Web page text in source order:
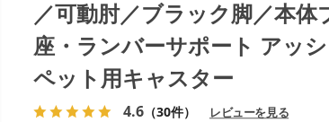
／可動肘／ブラック脚／本体
座・ランバーサポート アッ
ペット用キャスター
4.6 （30件） レビューを見る